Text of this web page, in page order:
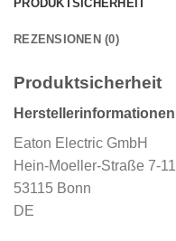
PRODUKTSICHERHEIT
REZENSIONEN (0)
Produktsicherheit
Herstellerinformationen
Eaton Electric GmbH
Hein-Moeller-Straße 7-11
53115 Bonn
DE